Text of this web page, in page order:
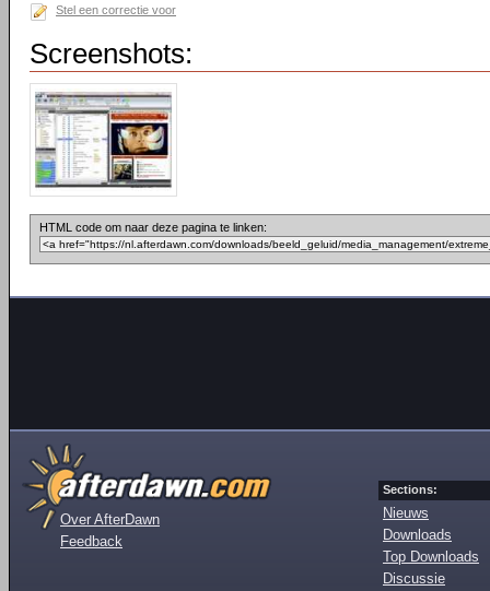
Stel een correctie voor
Screenshots:
HTML code om naar deze pagina te linken:
Over AfterDawn
Feedback
Sections:
Nieuws
Downloads
Top Downloads
Discussie